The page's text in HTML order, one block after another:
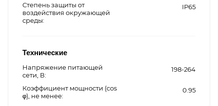
Степень защиты от
воздействия окружающей
среды
IP65
Технические
Напряжение питающей
сети, В
198-264
Коэффициент мощности (cos
φ), не менее
0.95